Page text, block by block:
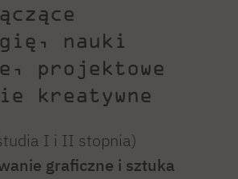
nauki
projektowe
kreatywne
I i II stopnia)
graficzne i sztuka